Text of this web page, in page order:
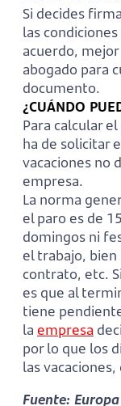
Si decides
las
acuerdo,
abogado para
documento.
¿CUÁNDO
Para calcular
ha de solicitar
vacaciones no
empresa.
La norma
el paro es de
domingos ni
el trabajo, bien
contrato, etc.
es que al
tiene
la empresa
por lo que los
las
Fuente: